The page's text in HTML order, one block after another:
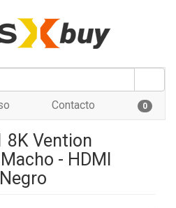
Contacto 0
8K Vention
- HDMI